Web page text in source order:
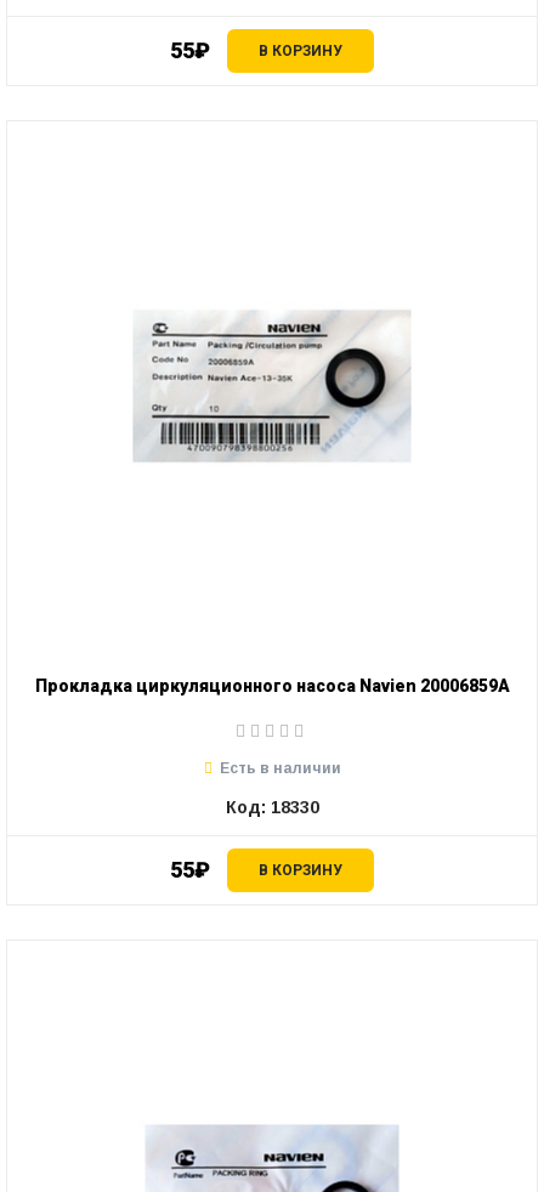
55₽ В КОРЗИНУ
Прокладка циркуляционного насоса Navien 20006859A
55₽ В КОРЗИНУ
Есть в наличии
Код: 18330